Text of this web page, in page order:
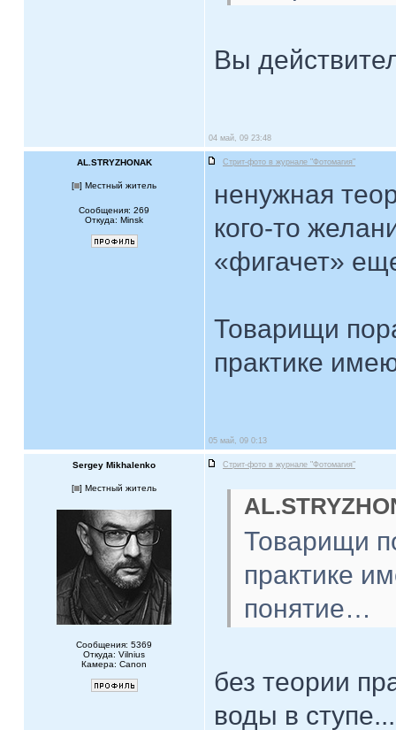
Вы
04 май, 09 23:48
AL.STRYZHONAK Стрит-фото в журнале "Фотомагия"
[ ] Местный житель
Сообщения: 269
Откуда: Minsk
ненужная
кого-то
«фигачет»
Товарищи
практике
05 май, 09 0:13
Sergey Mikhalenko Стрит-фото в журнале "Фотомагия"
[ ] Местный житель
Сообщения: 5369
Откуда: Vilnius
Камера: Canon
Товарищи
практике
понятие…
без теории
воды в